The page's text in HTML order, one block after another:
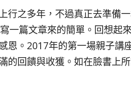
行之多年，不過真正去準備
一篇文章來的簡單。回想起
恩。2017年的第一場親子講
的回饋與收獲。如在臉書上